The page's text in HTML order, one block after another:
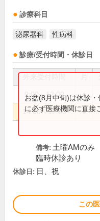
診療科目
泌尿器科 性病科
診療/受付時間・休診日
9:00～12:00 ●
14:00～17:00 ●
お盆(8月中旬)は休診
に必ず医療機関に直接
備考: 土曜AMのみ
臨時休診あり
休診日: 日、祝
この